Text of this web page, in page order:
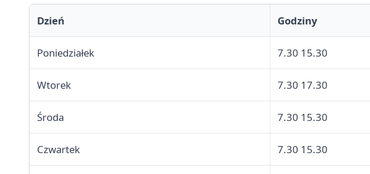
Dzień Godziny
Poniedziałek 7.30 15.30
Wtorek 7.30 17.30
Środa 7.30 15.30
Czwartek 7.30 15.30